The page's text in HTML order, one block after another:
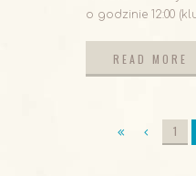
o godzinie 12:00
READ MORE
1